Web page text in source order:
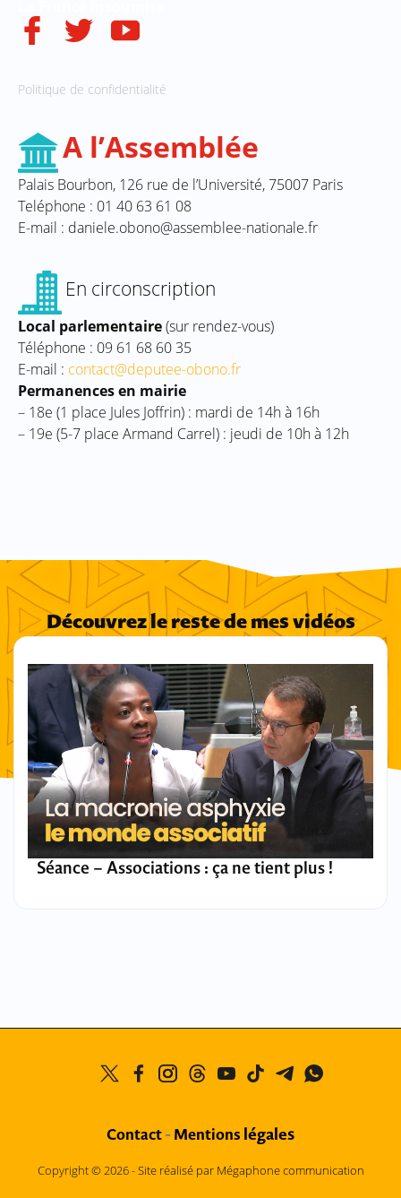
Politique de confidentialité
A l’Assemblée
Palais Bourbon, 126 rue de l’Université, 75007 Paris
Teléphone : 01 40 63 61 08
E-mail : daniele.obono@assemblee-nationale.fr
En circonscription
Local parlementaire(sur rendez-vous)
Téléphone : 09 61 68 60 35
E-mail : contact@deputee-obono.fr
Permanences en mairie
– 18e (1 place Jules Joffrin) : mardi de 14h à 16h
– 19e (5-7 place Armand Carrel) : jeudi de 10h à 12h
Découvrez le reste de mes vidéos
Séance – Associations : ça ne tient plus !
Contact - Mentions légales
Copyright © 2026 -Site réalisé par Mégaphone communication